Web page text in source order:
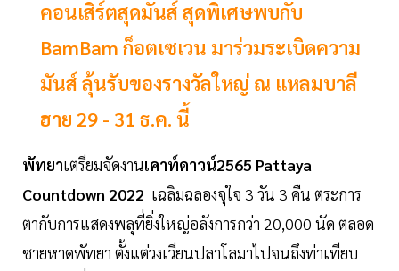
คอนเสิร์ตสุดมันส์ สุดพิเศษพบกับ
BamBam ก็อตเซเวน มาร่วมระเบิดความ
มันส์ ลุ้นรับของรางวัลใหญ่ ณ แหลมบาลี
ฮาย 29 - 31 ธ.ค. นี้
พัทยาเตรียมจัดงานเคาท์ดาวน์2565 Pattaya
Countdown 2022 เฉลิมฉลองจุใจ 3 วัน 3 คืน ตระการ
ตากับการแสดงพลุที่ยิ่งใหญ่อลังการกว่า 20,000 นัด ตลอด
ชายหาดพัทยา ตั้งแต่วงเวียนปลาโลมาไปจนถึงท่าเทียบ